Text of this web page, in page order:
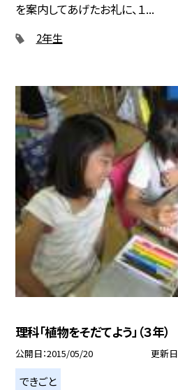
を案内してあげたお礼に、１...
2年生
理科「植物をそだてよう」（３年）
公開日 2015/05/20 更新日
できごと